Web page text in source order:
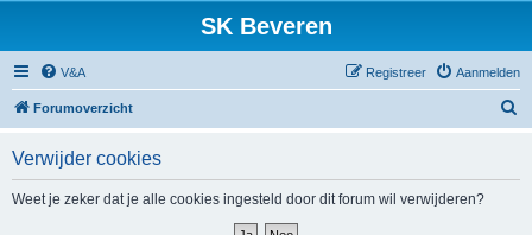
SK Beveren
V&A Aanmelden
Registreer
Forumoverzicht
Verwijder cookies
Weet je zeker dat je alle cookies ingesteld door dit forum wil verwijderen?